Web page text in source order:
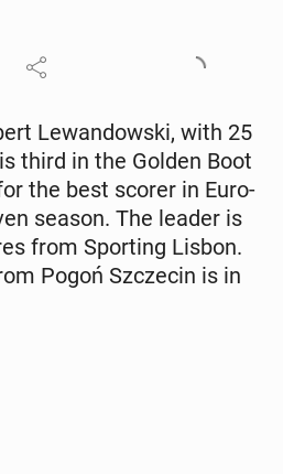
Lewandows­ki, with 25
third in the Golden Boot
the best scorer in Eu­ro­
season. The leader is
from Sport­ing Lisbon.
Pogoń Szczecin is in